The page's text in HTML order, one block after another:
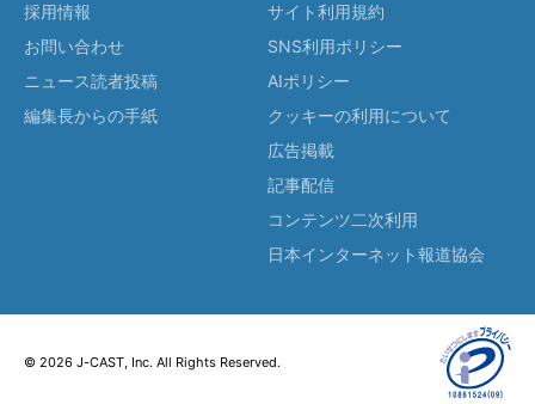
採用情報
お問い合わせ
ニュース読者投稿
編集長からの手紙
サイト利用規約
SNS利用ポリシー
AIポリシー
クッキーの利用について
広告掲載
記事配信
コンテンツ二次利用
日本インターネット報道協会
© 2026 J-CAST, Inc. All Rights Reserved.